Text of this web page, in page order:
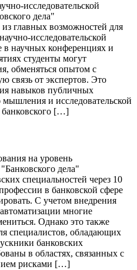
исследовательской
дела"
главных возможностей для
исследовательской
в научных конференциях и
студенты могут
обменяться опытом с
связь от экспертов. Это
навыков публичных
и исследовательской
банковского […]
на уровень
дела"
специальностей через 10
в банковской сфере
С учетом внедрения
многие
Однако это также
специалистов, обладающих
банковских
в областях, связанных с
рисками […]